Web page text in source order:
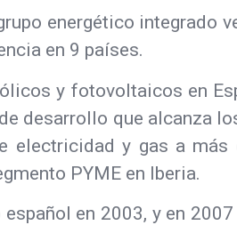
energético integrado
en 9 países.
y fotovoltaicos en
desarrollo que alcanza
electricidad y gas a
PYME en Iberia.
en 2003, y en